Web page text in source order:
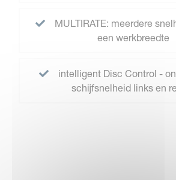
MULTIRATE: meerdere
een werkbreedte
intelligent Disc Control -
schijfsnelheid links en